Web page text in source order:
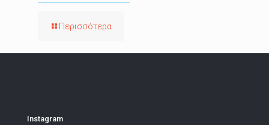
Περισσότερα
Instagram